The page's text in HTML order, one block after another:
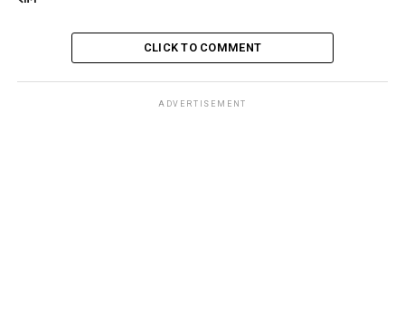
CLICK TO COMMENT
ADVERTISEMENT